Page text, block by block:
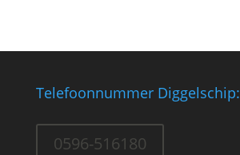
Telefoonnummer Diggelschip:
0596-516180